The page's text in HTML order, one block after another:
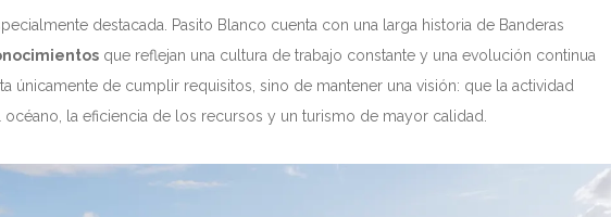
destacada. Pasito Blanco cuenta con una larga historia de Banderas
que reflejan una cultura de trabajo constante y una evolución continua
únicamente de cumplir requisitos, sino de mantener una visión: que la actividad
la eficiencia de los recursos y un turismo de mayor calidad.